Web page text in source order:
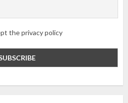
the privacy policy